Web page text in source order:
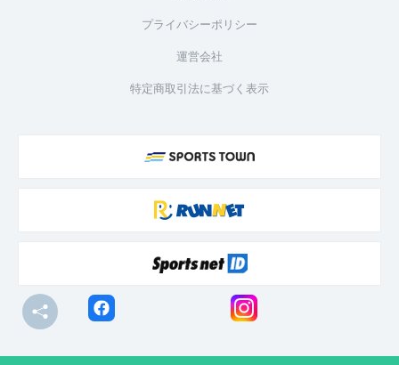
プライバシーポリシー
運営会社
特定商取引法に基づく表示